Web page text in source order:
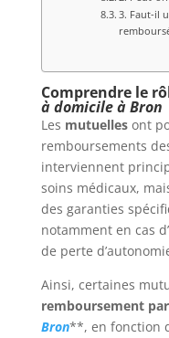
3. Faut-il
Comprendre le
à domicile à Bron
Les mutuellesont
remboursements
interviennent
soins médicaux,
des garanties
notamment en cas
de perte
Ainsi, certaines
remboursement
Bron**, en fonction